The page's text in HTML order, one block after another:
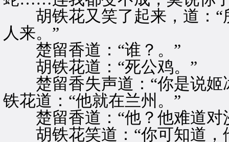
胡铁花又笑了起来，道：“
人来。”
楚留香道：“谁？。”
胡铁花道：“死公鸡。”
楚留香失声道：“你是说姬
铁花道：“他就在兰州。”
楚留香道：“他？他难道对
胡铁花笑道：“你可知道，